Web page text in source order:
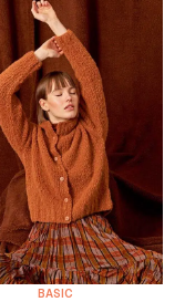
BASIC